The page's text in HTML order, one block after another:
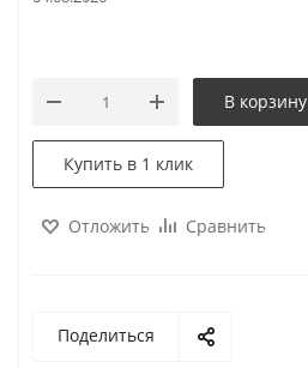
В корзину
Купить в 1 клик
Отложить Сравнить
Поделиться